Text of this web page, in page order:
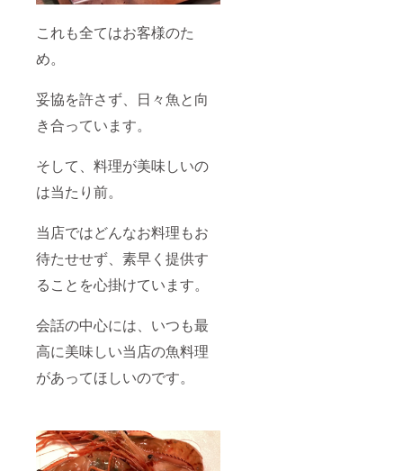
これも全てはお客様のた
め。
妥協を許さず、日々魚と向
き合っています。
そして、料理が美味しいの
は当たり前。
当店ではどんなお料理もお
待たせせず、素早く提供す
ることを心掛けています。
会話の中心には、いつも最
高に美味しい当店の魚料理
があってほしいのです。